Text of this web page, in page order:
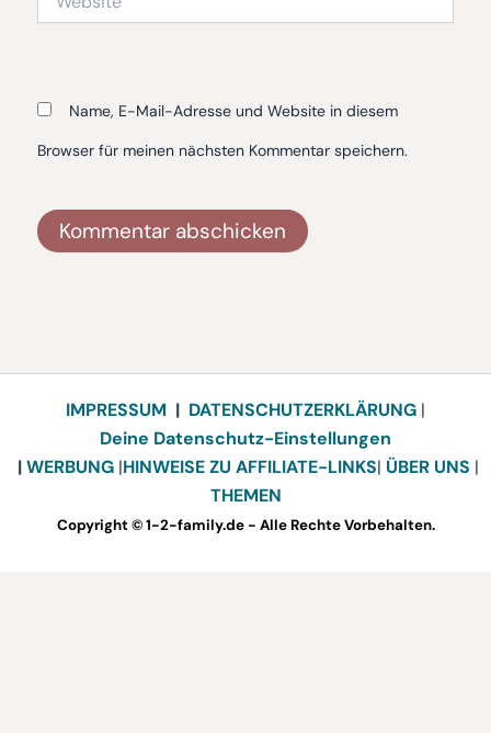
Name, E-Mail-Adresse und Website in diesem
Browser für meinen nächsten Kommentar speichern.
IMPRESSUM | DATENSCHUTZERKLÄRUNG |
Deine Datenschutz-Einstellungen
|WERBUNG |HINWEISE ZU AFFILIATE-LINKS| ÜBER UNS |
THEMEN
Copyright © 1-2-family.de - Alle Rechte Vorbehalten.